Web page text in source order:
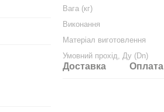
Вага (кг)
Виконання
Матеріал виготовлення
Умовний прохід, Ду (Dn)
Доставка Оплата